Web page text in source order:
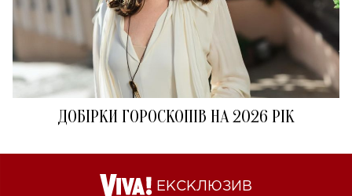
ДОБІРКИ ГОРОСКОПІВ НА 2026 РІК
ЕКСКЛЮЗИВ